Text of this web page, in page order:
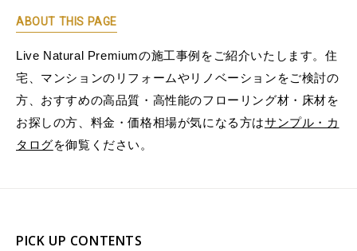
ABOUT THIS PAGE
Live Natural Premiumの施工事例をご紹介いたします。住
宅、マンションのリフォームやリノベーションをご検討の
方、おすすめの高品質・高性能のフローリング材・床材を
お探しの方、料金・価格相場が気になる方はサンプル・カ
タログを御覧ください。
PICK UP CONTENTS